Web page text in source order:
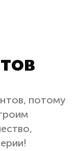
потому